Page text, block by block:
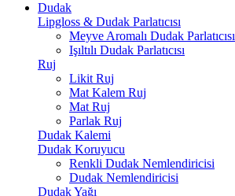
Dudak
Lipgloss & Dudak Parlatıcısı
Meyve Aromalı Dudak Parlatıcısı
Işıltılı Dudak Parlatıcısı
Ruj
Likit Ruj
Mat Kalem Ruj
Mat Ruj
Parlak Ruj
Dudak Kalemi
Dudak Koruyucu
Renkli Dudak Nemlendiricisi
Dudak Nemlendiricisi
Dudak Yağı